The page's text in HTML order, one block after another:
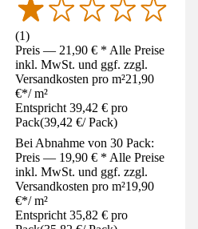
(1)
Preis — 21,90 € * Alle Preise
inkl. MwSt. und ggf. zzgl.
Versandkosten pro m²21,90
€*/ m²
Entspricht 39,42 € pro
Pack(39,42 €/ Pack)
Bei Abnahme von 30 Pack:
Preis — 19,90 € * Alle Preise
inkl. MwSt. und ggf. zzgl.
Versandkosten pro m²19,90
€*/ m²
Entspricht 35,82 € pro